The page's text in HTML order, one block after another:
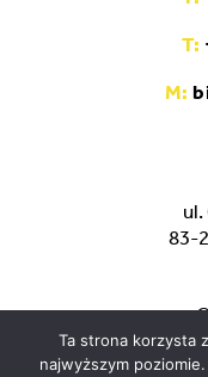
T:
M:
83-
82-
Ta strona korzysta
najwyższym